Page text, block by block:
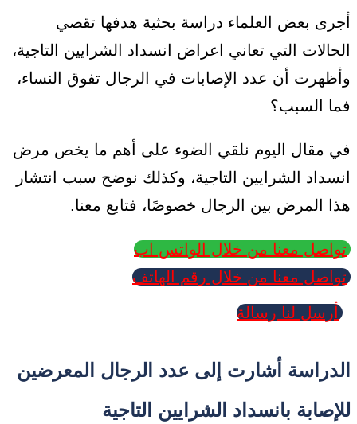
أجرى بعض العلماء دراسة بحثية هدفها تقصي
الحالات التي تعاني اعراض انسداد الشرايين التاجية،
وأظهرت أن عدد الإصابات في الرجال تفوق النساء،
فما السبب؟
في مقال اليوم نلقي الضوء على أهم ما يخص مرض
انسداد الشرايين التاجية، وكذلك نوضح سبب انتشار
هذا المرض بين الرجال خصوصًا، فتابع معنا.
تواصل معنا من خلال الواتس اب
تواصل معنا من خلال رقم الهاتف
أرسل لنا رسالة
الدراسة أشارت إلى عدد الرجال المعرضين
للإصابة بانسداد الشرايين التاجية